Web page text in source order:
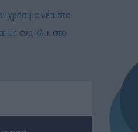
χρήσιμα νέα στο
με ένα κλικ στο